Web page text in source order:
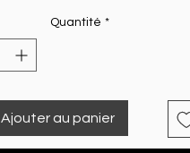
Quantité *
Ajouter au panier